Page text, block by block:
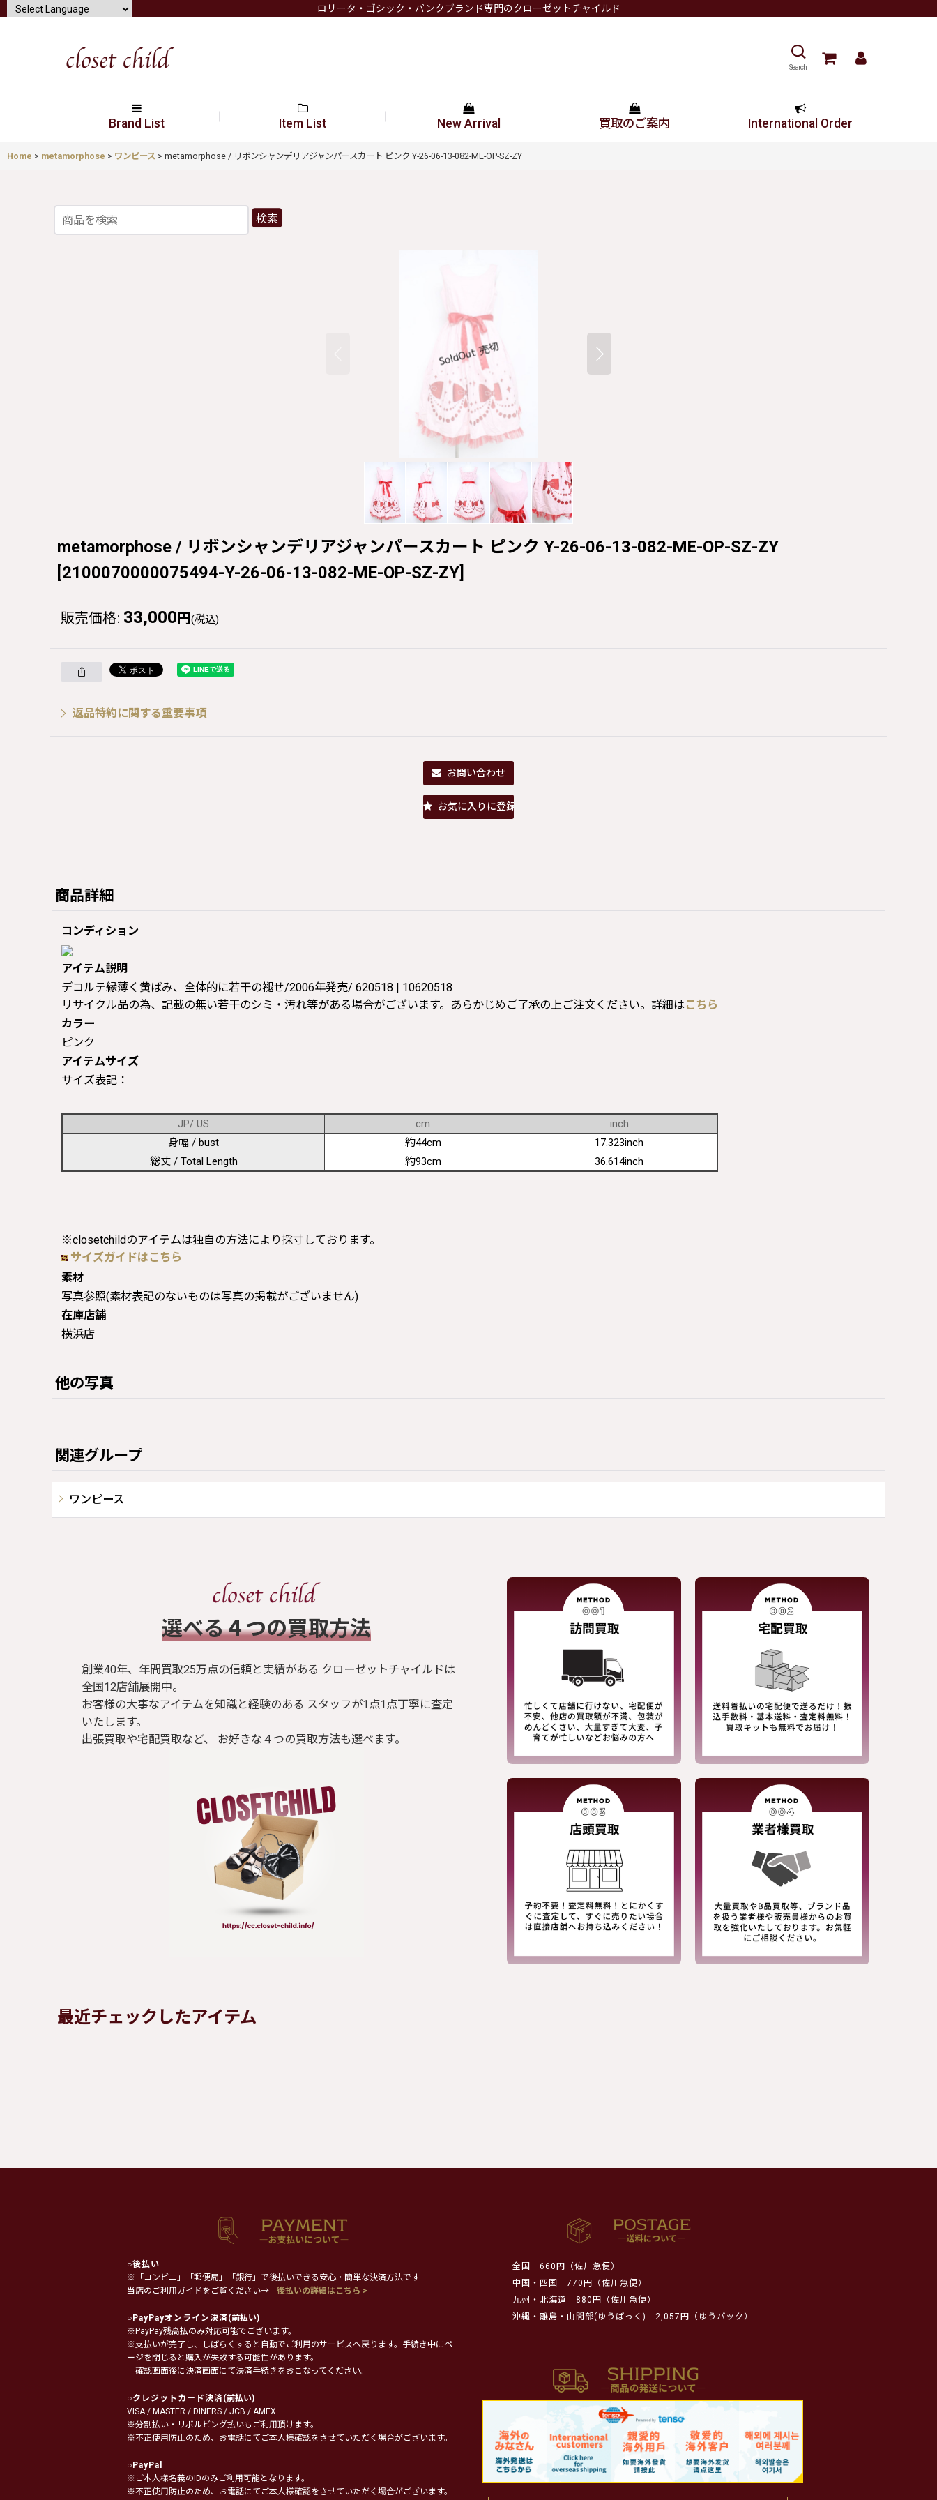
ロリータ・ゴシック・パンクブランド専門のクローゼットチャイルド
Search
Brand List Item List New Arrival 買取のご案内 International Order
Home > metamorphose > ワンピース > metamorphose / リボンシャンデリアジャンパースカート ピンク Y-26-06-13-082-ME-OP-SZ-ZY
検索
metamorphose / リボンシャンデリアジャンパースカート ピンク Y-26-06-13-082-ME-OP-SZ-ZY
[2100070000075494-Y-26-06-13-082-ME-OP-SZ-ZY]
販売価格: 33,000 円 (税込)
返品特約に関する重要事項
お問い合わせ
お気に入りに登録
商品詳細
コンディション
アイテム説明
デコルテ縁薄く黄ばみ、全体的に若干の褪せ/2006年発売/ 620518 | 10620518
リサイクル品の為、記載の無い若干のシミ・汚れ等がある場合がございます。あらかじめご了承の上ご注文ください。詳細は こちら
カラー
ピンク
アイテムサイズ
サイズ表記：
JP/ US cm
inch
身幅 / bust
約44cm
17.323inch
総丈 / Total Length
約93cm 36.614inch
※closetchildのアイテムは独自の方法により採寸しております。
サイズガイドはこちら
素材
写真参照(素材表記のないものは写真の掲載がございません)
在庫店舗
横浜店
他の写真
関連グループ
ワンピース
​選べる４つの買取方法
創業40年、年間買取25万点の信頼と実績がある クローゼットチャイルドは
全国12店舗展開中。
お客様の大事なアイテムを知識と経験のある スタッフが1点1点丁寧に査定
いたします。
出張買取や宅配買取など、 お好きな４つの買取方法も選べます。
最近チェックしたアイテム
○後払い
※「コンビニ」「郵便局」「銀行」で後払いできる安心・簡単な決済方法です
当店のご利用ガイドをご覧ください→
後払いの詳細はこちら >
○PayPayオンライン決済(前払い)
※PayPay残高払のみ対応可能でございます。
※支払いが完了し、しばらくすると自動でご利用のサービスへ戻ります。手続き中にペ
ージを閉じると購入が失敗する可能性があります。
確認画面後に決済画面にて決済手続きをおこなってください。
○クレジットカード決済(前払い)
VISA / MASTER / DINERS / JCB / AMEX
※分割払い・リボルビング払いもご利用頂けます。
※不正使用防止のため、お電話にてご本人様確認をさせていただく場合がございます。
○PayPal
※ご本人様名義のIDのみご利用可能となります。
※不正使用防止のため、お電話にてご本人様確認をさせていただく場合がございます。
全国
660円（佐川急便）
中国・四国
770円（佐川急便）
九州・北海道
880円（佐川急便）
沖縄・離島・山間部(ゆうぱっく)
2,057円（ゆうパック）